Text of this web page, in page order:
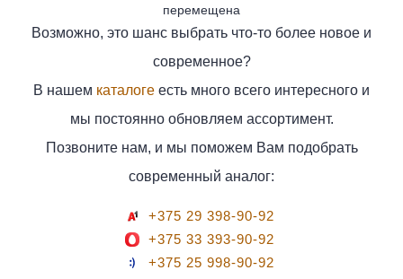
перемещена
Возможно, это шанс выбрать что-то более новое и
современное?
В нашем каталоге есть много всего интересного и
мы постоянно обновляем ассортимент.
Позвоните нам, и мы поможем Вам подобрать
современный аналог:
+375 29 398-90-92
+375 33 393-90-92
+375 25 998-90-92